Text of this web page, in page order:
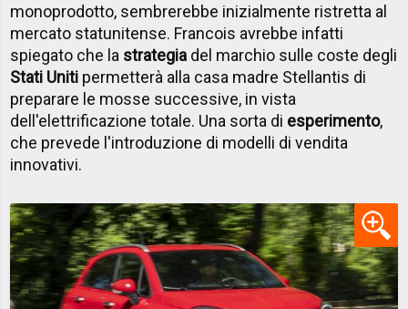
monoprodotto, sembrerebbe inizialmente ristretta al
mercato statunitense. Francois avrebbe infatti
spiegato che la strategia del marchio sulle coste degli
Stati Uniti permetterà alla casa madre Stellantis di
preparare le mosse successive, in vista
dell'elettrificazione totale. Una sorta di esperimento,
che prevede l'introduzione di modelli di vendita
innovativi.